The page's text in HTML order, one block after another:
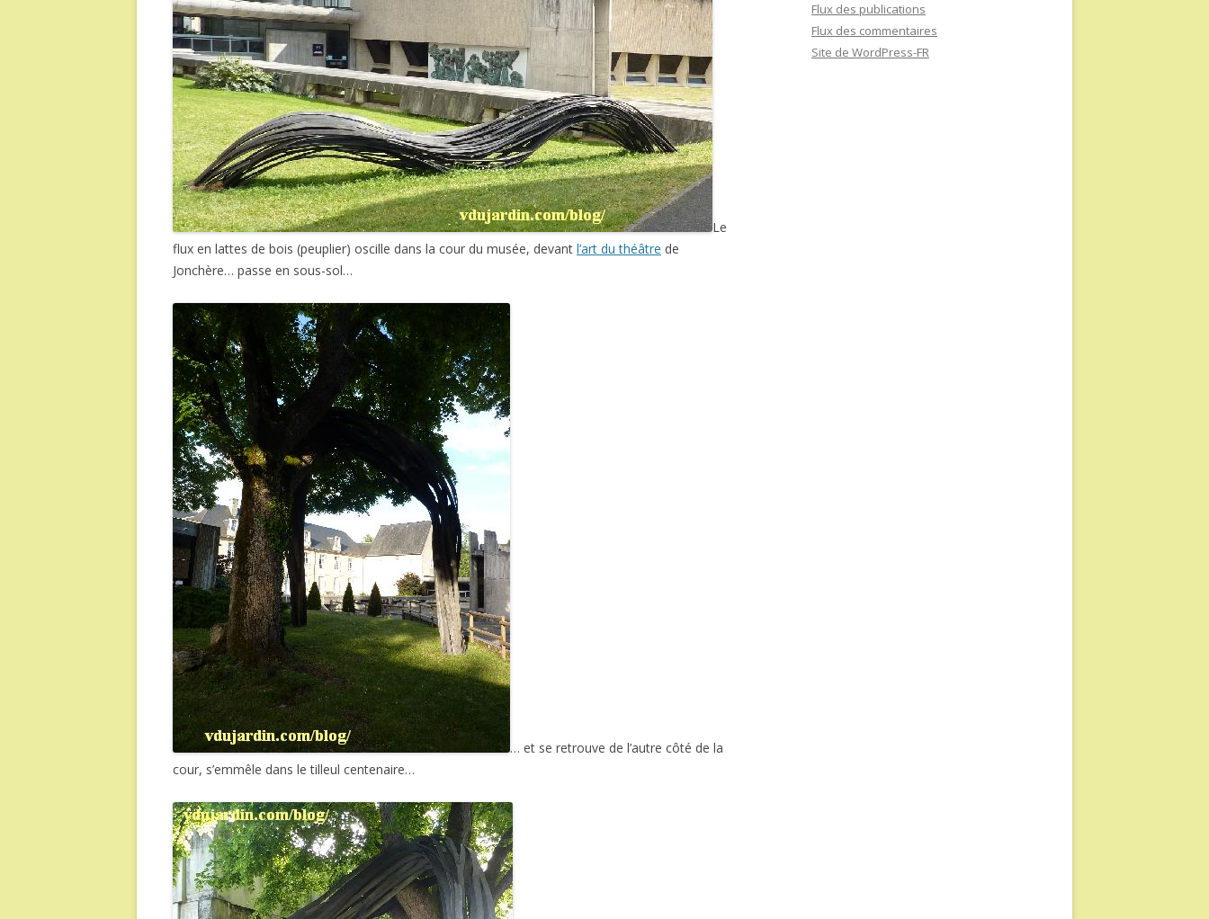
Le
flux en lattes de bois (peuplier) oscille dans la cour du musée, devant l’art du théâtre de
Jonchère… passe en sous-sol…
… et se retrouve de l’autre côté de la
cour, s’emmêle dans le tilleul centenaire…
Flux des publications
Flux des commentaires
Site de WordPress-FR